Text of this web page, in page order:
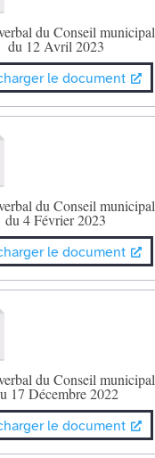
du Conseil municipal
du 12 Avril 2023
le document
du Conseil municipal
du 4 Février 2023
le document
du Conseil municipal
17 Décembre 2022
le document